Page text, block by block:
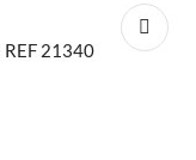
21340